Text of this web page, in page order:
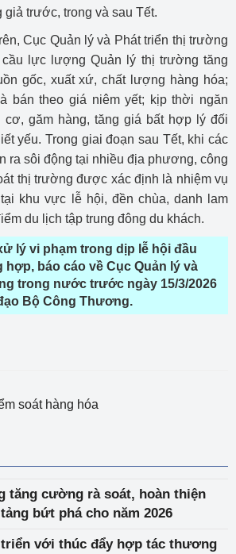
trước, trong và sau Tết.
Cục Quản lý và Phát triển thị trường
lực lượng Quản lý thị trường tăng
gốc, xuất xứ, chất lượng hàng hóa;
bán theo giá niêm yết; kịp thời ngăn
cơ, găm hàng, tăng giá bất hợp lý đối
yếu. Trong giai đoạn sau Tết, khi các
ra sôi động tại nhiều địa phương, công
thị trường được xác định là nhiệm vụ
khu vực lễ hội, đền chùa, danh lam
du lịch tập trung đông du khách.
lý vi phạm trong dịp lễ hội đầu
báo cáo về Cục Quản lý và
trong nước trước ngày 15/3/2026
Bộ Công Thương.
soát hàng hóa
tăng cường rà soát, hoàn thiện
bứt phá cho năm 2026
với thúc đẩy hợp tác thương